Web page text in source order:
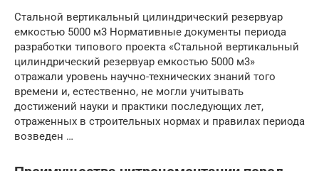
Стальной вертикальный цилиндрический резервуар
емкостью 5000 м3 Нормативные документы периода
разработки типового проекта «Стальной вертикальный
цилиндрический резервуар емкостью 5000 м3»
отражали уровень научно-технических знаний того
времени и, естественно, не могли учитывать
достижений науки и практики последующих лет,
отраженных в строительных нормах и правилах периода
возведен …